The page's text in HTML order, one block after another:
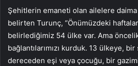
Şehitlerin emaneti olan ailelere daima
belirten Turunç, “Önümüzdeki
belirlediğimiz 54 ülke var. Ama
bağlantılarımızı kurduk. 13 ülkeye,
dereceden eşi veya çocuğu, bir